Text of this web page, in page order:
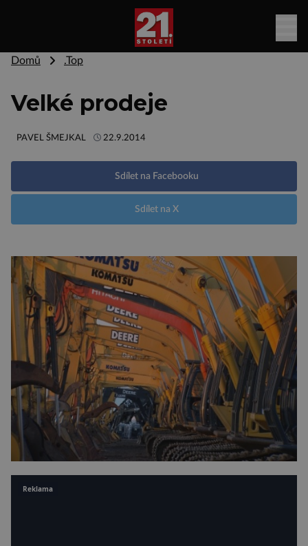
Domů .Top
Velké prodeje
PAVEL ŠMEJKAL 22.9.2014
Sdílet na Facebooku
Sdílet na X
Reklama